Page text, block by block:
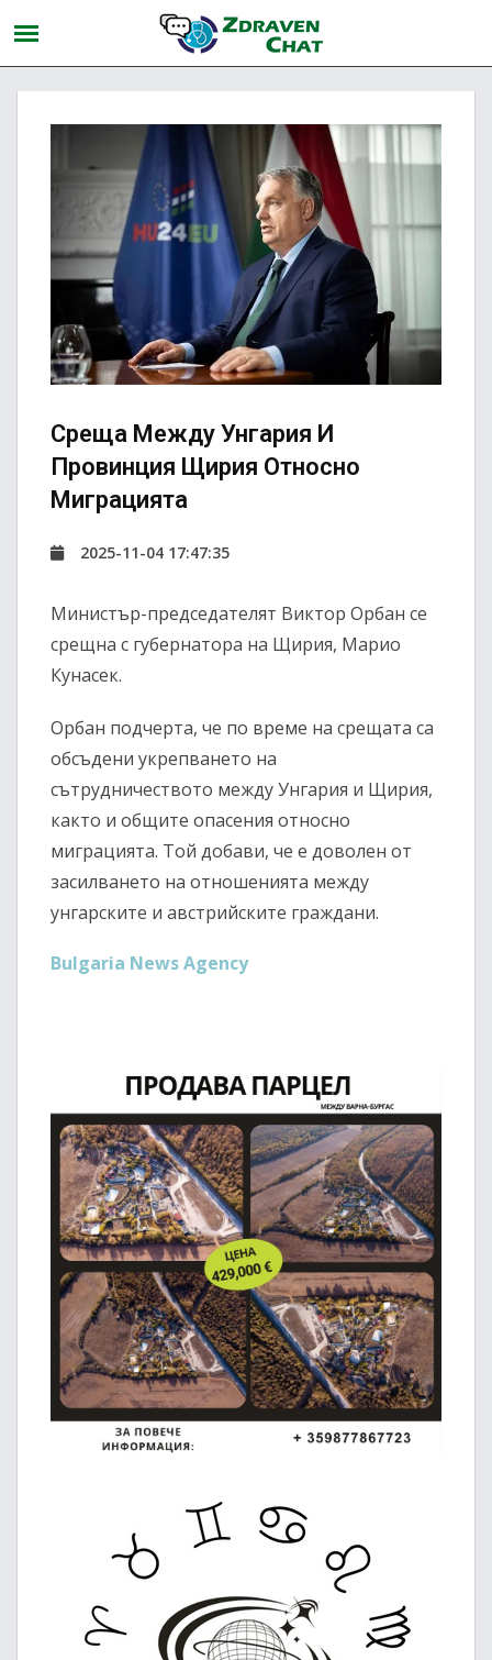
Среща Между Унгария И
Провинция Щирия Относно
Миграцията
2025-11-04 17:47:35
Министър-председателят Виктор Орбан се
срещна с губернатора на Щирия, Марио
Кунасек.
Орбан подчерта, че по време на срещата са
обсъдени укрепването на
сътрудничеството между Унгария и Щирия,
както и общите опасения относно
миграцията. Той добави, че е доволен от
засилването на отношенията между
унгарските и австрийските граждани.
Bulgaria News Agency